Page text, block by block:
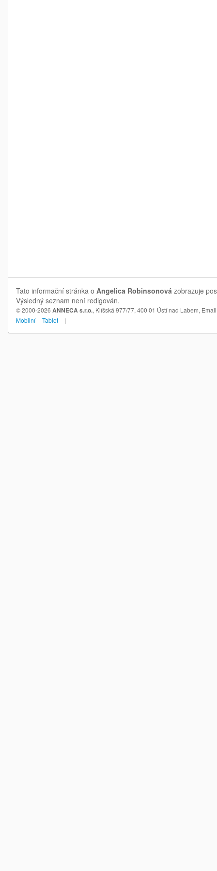
Tato informační stránka o Angelica Robinsonová zobrazuje
Výsledný seznam není redigován.
© 2000-2026 ANNECA s.r.o., Klíšská 977/77, 400 01 Ústí nad Labem,
Mobilní
Tablet |